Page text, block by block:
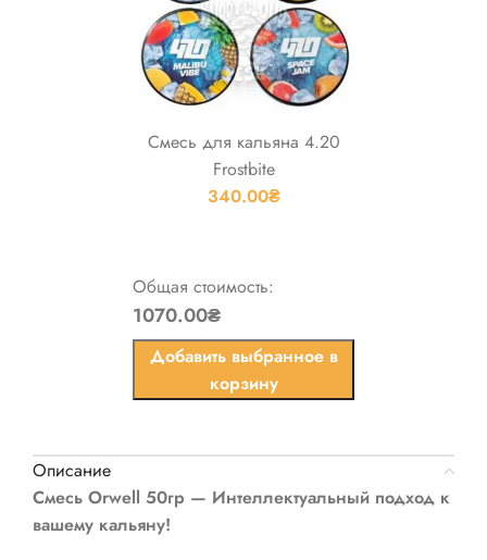
Смесь для кальяна 4.20
Frostbite
340.00₴
Общая стоимость:
1070.00₴
Добавить выбранное в
корзину
Описание
Смесь Orwell 50гр — Интеллектуальный подход к
вашему кальяну!